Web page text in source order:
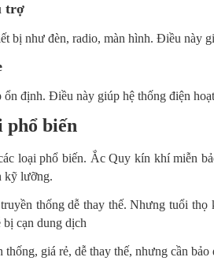
trợ
bị như đèn, radio, màn hình. Điều này
định. Điều này giúp hệ thống điện
phổ biến
loại phổ biến. Ắc Quy kín khí miễn
kỹ lưỡng.
thống dễ thay thế. Nhưng tuổi thọ
bị cạn dung dịch
thống, giá rẻ, dễ thay thế, nhưng cần